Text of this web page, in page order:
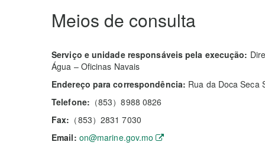
Meios de consulta
Serviço e unidade responsáveis pela execução:
Água – Oficinas Navais
Endereço para correspondência: Rua da Doca Seca
Telefone: （853）8988 0826
Fax: （853）2831 7030
Email: on@marine.gov.mo